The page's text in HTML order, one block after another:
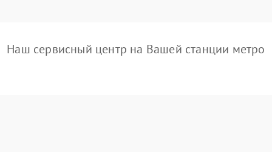
Наш сервисный центр на Вашей станции метро